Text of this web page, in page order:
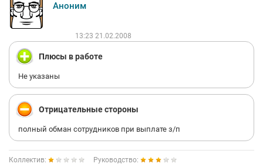
Аноним
13:23 21.02.2008
Плюсы в работе
Не указаны
Отрицательные стороны
полный обман сотрудников при выплате з/п
Коллектив:
Руководство: